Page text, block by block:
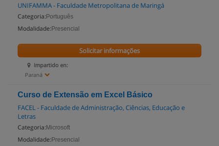
UNIFAMMA - Faculdade Metropolitana de Maringá
Categoria: Português
Modalidade: Presencial
Impartido en:
Paraná
Solicitar informações
Curso de Extensão em Excel Básico
FACEL - Faculdade de Administração, Ciências, Educação e
Letras
Categoria: Microsoft
Modalidade: Presencial